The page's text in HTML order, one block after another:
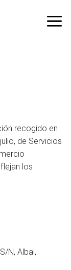
recogido en
de Servicios
los
N, Albal,